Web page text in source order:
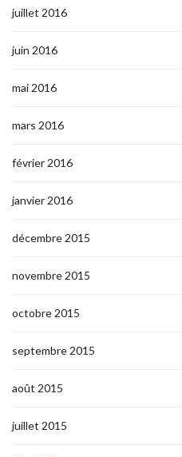
juillet 2016
juin 2016
mai 2016
mars 2016
février 2016
janvier 2016
décembre 2015
novembre 2015
octobre 2015
septembre 2015
août 2015
juillet 2015